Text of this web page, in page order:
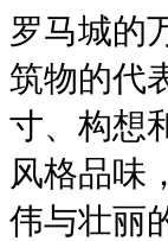
罗马城的
筑物的代
寸、构想
风格品味
伟与壮丽